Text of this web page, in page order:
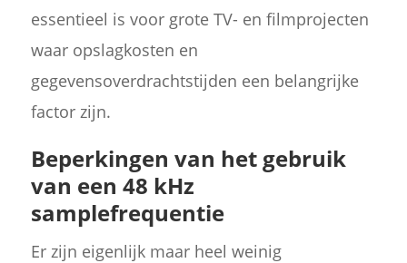
essentieel is voor grote TV- en filmprojecten
waar opslagkosten en
gegevensoverdrachtstijden een belangrijke
factor zijn.
Beperkingen van het gebruik
van een 48 kHz
samplefrequentie
Er zijn eigenlijk maar heel weinig